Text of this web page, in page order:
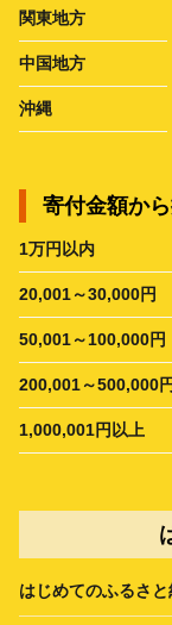
関東地方
中国地方
沖縄
寄付金額か
1万円以内
20,001～30,000円
50,001～100,000円
200,001～500,000円
1,000,001円以上
はじめてのふるさ